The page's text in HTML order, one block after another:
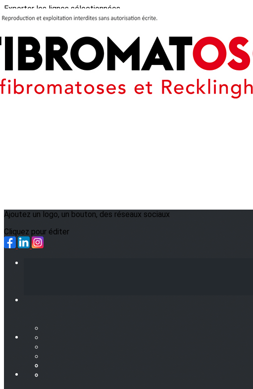
Exporter les lignes sélectionnées
Exporter toutes les colonnes
Images de la page d'accueil
Ajoutez un logo, un bouton, des réseaux sociaux
Cliquez pour éditer